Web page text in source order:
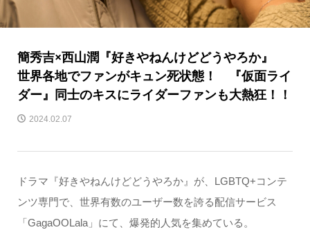
簡秀吉×西山潤『好きやねんけどどうやろか』
世界各地でファンがキュン死状態！ 『仮面ライ
ダー』同士のキスにライダーファンも大熱狂！！
2024.02.07
ドラマ『好きやねんけどどうやろか』が、LGBTQ+コンテ
ンツ専門で、世界有数のユーザー数を誇る配信サービス
「GagaOOLala」にて、爆発的人気を集めている。